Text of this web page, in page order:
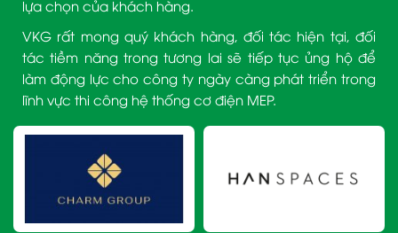
lựa chọn của khách hàng.
VKG rất mong quý khách hàng, đối tác hiện tại, đối
tác tiềm năng trong tương lai sẽ tiếp tục ủng hộ để
làm động lực cho công ty ngày càng phát triển trong
lĩnh vực thi công hệ thống cơ điện MEP.